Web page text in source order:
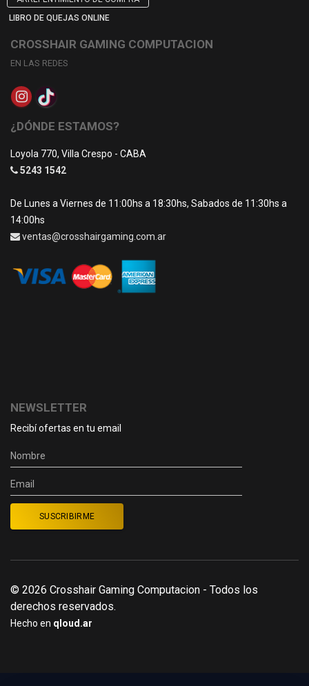
LIBRO DE QUEJAS ONLINE
CROSSHAIR GAMING COMPUTACION
EN LAS REDES
¿DÓNDE ESTAMOS?
Loyola 770, Villa Crespo - CABA
5243 1542
De Lunes a Viernes de 11:00hs a 18:30hs, Sabados de 11:30hs a
14:00hs
ventas@crosshairgaming.com.ar
NEWSLETTER
Recibí ofertas en tu email
© 2026 Crosshair Gaming Computacion - Todos los
derechos reservados.
Hecho en qloud.ar